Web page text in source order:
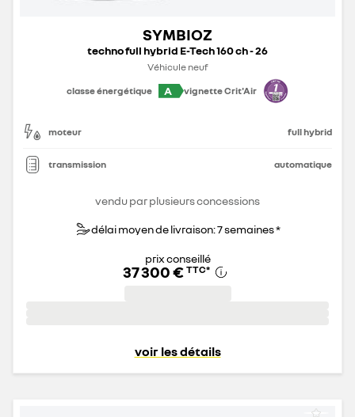
SYMBIOZ
techno full hybrid E-Tech 160 ch - 26
Véhicule neuf
classe énergétique
A vignette Crit'Air
moteur full hybrid
transmission automatique
vendu par plusieurs concessions
délai moyen de livraison: 7 semaines *
prix conseillé
37 300 € TTC*
voir les détails